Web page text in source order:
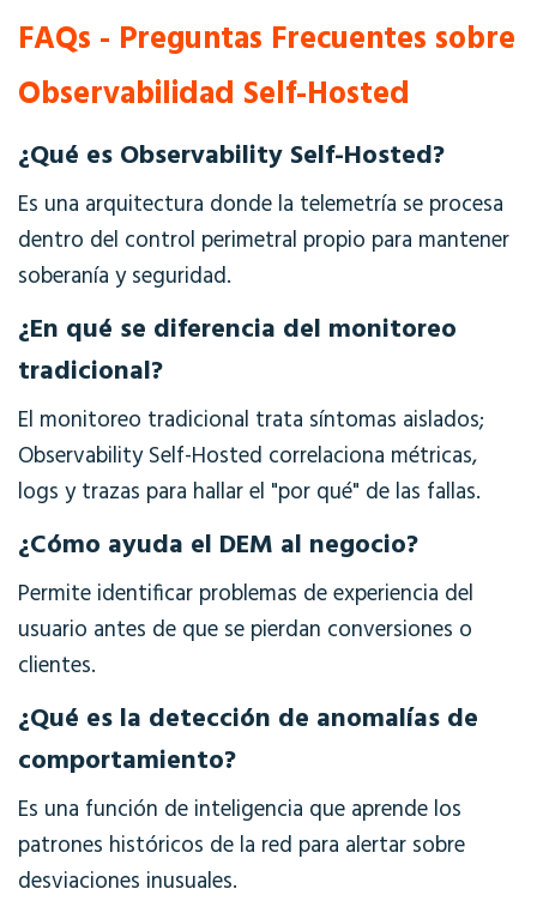
FAQs - Preguntas Frecuentes sobre
Observabilidad Self-Hosted
¿Qué es Observability Self-Hosted?
Es una arquitectura donde la telemetría se procesa
dentro del control perimetral propio para mantener
soberanía y seguridad.
¿En qué se diferencia del monitoreo
tradicional?
El monitoreo tradicional trata síntomas aislados;
Observability Self-Hosted correlaciona métricas,
logs y trazas para hallar el "por qué" de las fallas.
¿Cómo ayuda el DEM al negocio?
Permite identificar problemas de experiencia del
usuario antes de que se pierdan conversiones o
clientes.
¿Qué es la detección de anomalías de
comportamiento?
Es una función de inteligencia que aprende los
patrones históricos de la red para alertar sobre
desviaciones inusuales.